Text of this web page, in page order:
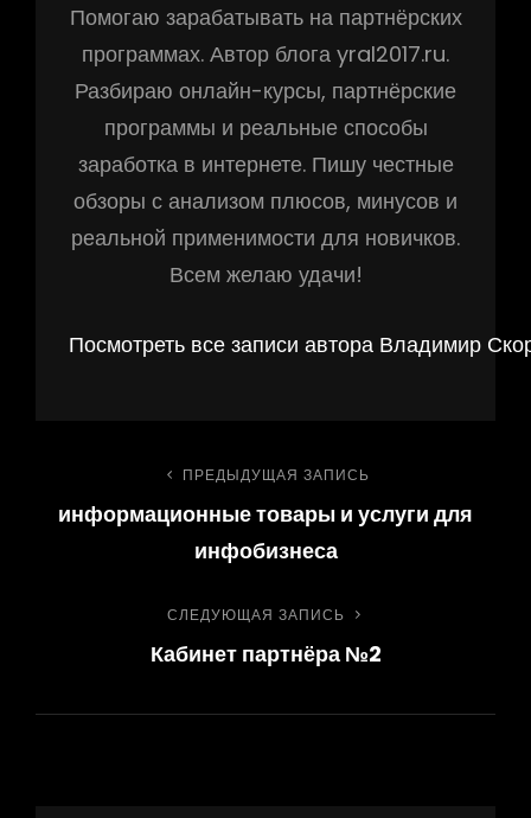
Помогаю зарабатывать на партнёрских
программах. Автор блога yral2017.ru.
Разбираю онлайн-курсы, партнёрские
программы и реальные способы
заработка в интернете. Пишу честные
обзоры с анализом плюсов, минусов и
реальной применимости для новичков.
Всем желаю удачи!
Посмотреть все записи автора Владимир
Навигация
записям
Предыдущая
запись
ПРЕДЫДУЩАЯ ЗАПИСЬ
информационные товары и услуги для
инфобизнеса
Следующая
запись
СЛЕДУЮЩАЯ ЗАПИСЬ
Кабинет партнёра №2